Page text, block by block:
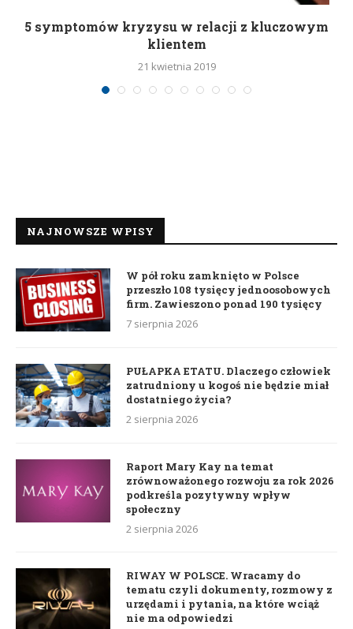
5 symptomów kryzysu w relacji z kluczowym
klientem
21 kwietnia 2019
NAJNOWSZE WPISY
W pół roku zamknięto w Polsce
przeszło 108 tysięcy jednoosobowych
firm. Zawieszono ponad 190 tysięcy
7 sierpnia 2026
PUŁAPKA ETATU. Dlaczego człowiek
zatrudniony u kogoś nie będzie miał
dostatniego życia?
2 sierpnia 2026
Raport Mary Kay na temat
zrównoważonego rozwoju za rok 2026
podkreśla pozytywny wpływ
społeczny
2 sierpnia 2026
RIWAY W POLSCE. Wracamy do
tematu czyli dokumenty, rozmowy z
urzędami i pytania, na które wciąż
nie ma odpowiedzi